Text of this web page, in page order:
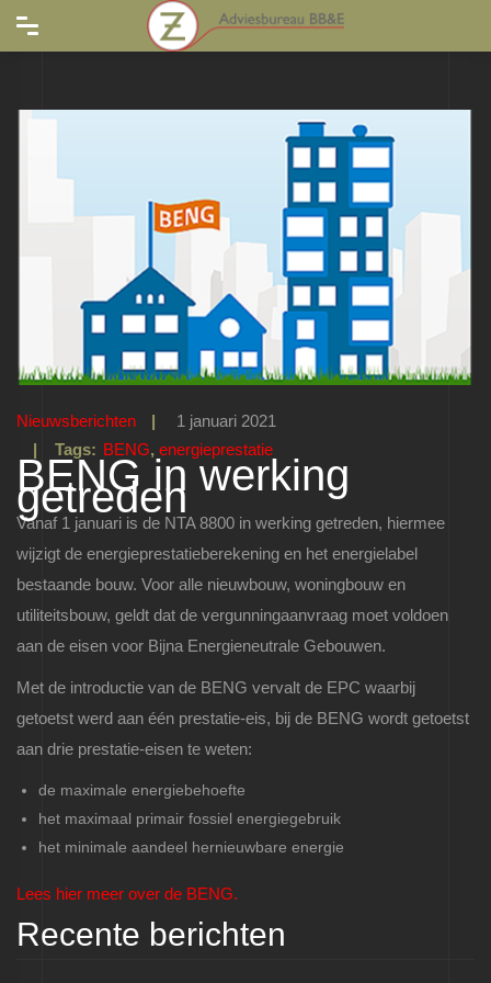
Nieuwsberichten |
1 januari 2021
| Tags: BENG, energieprestatie
BENG in werking
getreden
Vanaf 1 januari is de NTA 8800 in werking getreden, hiermee
wijzigt de energieprestatieberekening en het energielabel
bestaande bouw. Voor alle nieuwbouw, woningbouw en
utiliteitsbouw, geldt dat de vergunningaanvraag moet voldoen
aan de eisen voor Bijna Energieneutrale Gebouwen.
Met de introductie van de BENG vervalt de EPC waarbij
getoetst werd aan één prestatie-eis, bij de BENG wordt getoetst
aan drie prestatie-eisen te weten:
de maximale energiebehoefte
het maximaal primair fossiel energiegebruik
het minimale aandeel hernieuwbare energie
Lees hier meer over de BENG.
Recente berichten